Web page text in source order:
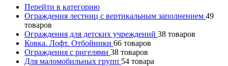
Перейти в категорию
Ограждения лестниц с вертикальным заполнением 49
товаров
Ограждения для детских учреждений 38 товаров
Ковка. Лофт. Отбойники 66 товаров
Ограждения с ригелями 38 товаров
Для маломобильных групп 54 товара